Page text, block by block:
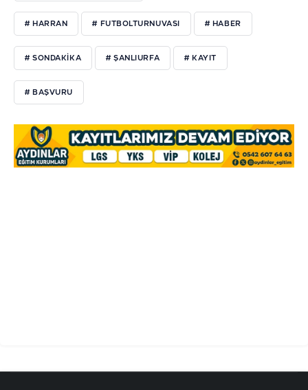
# HARRAN # FUTBOLTURNUVASI # HABER
# SONDAKIKA # ŞANLIURFA # KAYIT
# BAŞVURU